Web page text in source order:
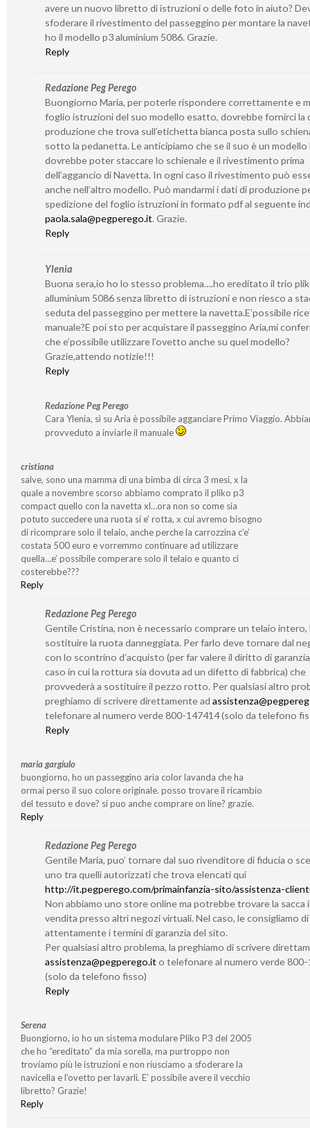
avere un nuovo libretto di istruzioni o delle foto in aiuto?
sfoderare il rivestimento del passeggino per montare la
ho il modello p3 aluminium 5086. Grazie.
Reply
Redazione Peg Perego
Buongiorno Maria, per poterle rispondere correttamente e
foglio istruzioni del suo modello esatto, dovrebbe fornirci la
produzione che trova sull’etichetta bianca posta sullo
sotto la pedanetta. Le anticipiamo che se il suo è un modello
dovrebbe poter staccare lo schienale e il rivestimento prima
dell’aggancio di Navetta. In ogni caso il rivestimento può
anche nell’altro modello. Può mandarmi i dati di produzione
spedizione del foglio istruzioni in formato pdf al seguente
paola.sala@pegperego.it. Grazie.
Reply
Ylenia
Buona sera,io ho lo stesso problema….ho ereditato il trio
alluminium 5086 senza libretto di istruzioni e non riesco a
seduta del passeggino per mettere la navetta.E’possibile
manuale?E poi sto per acquistare il passeggino Aria,mi
che e’possibile utilizzare l’ovetto anche su quel modello?
Grazie,attendo notizie!!!
Reply
Redazione Peg Perego
Cara Ylenia, sì su Aria è possibile agganciare Primo Viaggio.
provveduto a inviarle il manuale
cristiana
salve, sono una mamma di una bimba di circa 3 mesi, x la
quale a novembre scorso abbiamo comprato il pliko p3
compact quello con la navetta xl…ora non so come sia
potuto succedere una ruota si e’ rotta, x cui avremo bisogno
di ricomprare solo il telaio, anche perche la carrozzina c’e’
costata 500 euro e vorremmo continuare ad utilizzare
quella…e’ possibile comperare solo il telaio e quanto ci
costerebbe???
Reply
Redazione Peg Perego
Gentile Cristina, non è necessario comprare un telaio intero,
sostituire la ruota danneggiata. Per farlo deve tornare dal
con lo scontrino d’acquisto (per far valere il diritto di
caso in cui la rottura sia dovuta ad un difetto di fabbrica) che
provvederà a sostituire il pezzo rotto. Per qualsiasi altro
preghiamo di scrivere direttamente ad
telefonare al numero verde 800-147414 (solo da telefono
Reply
maria gargiulo
buongiorno, ho un passeggino aria color lavanda che ha
ormai perso il suo colore originale. posso trovare il ricambio
del tessuto e dove? si puo anche comprare on line? grazie.
Reply
Redazione Peg Perego
Gentile Maria, puo’ tornare dal suo rivenditore di fiducia o
uno tra quelli autorizzati che trova elencati qui
http://it.pegperego.com/primainfanzia-sito/assistenza-
Non abbiamo uno store online ma potrebbe trovare la sacca
vendita presso altri negozi virtuali. Nel caso, le consigliamo
attentamente i termini di garanzia del sito.
Per qualsiasi altro problema, la preghiamo di scrivere
assistenza@pegperego.ito telefonare al numero verde 800-
(solo da telefono fisso)
Reply
Serena
Buongiorno, io ho un sistema modulare Pliko P3 del 2005
che ho “ereditato” da mia sorella, ma purtroppo non
troviamo più le istruzioni e non riusciamo a sfoderare la
navicella e l’ovetto per lavarli. E’ possibile avere il vecchio
libretto? Grazie!
Reply